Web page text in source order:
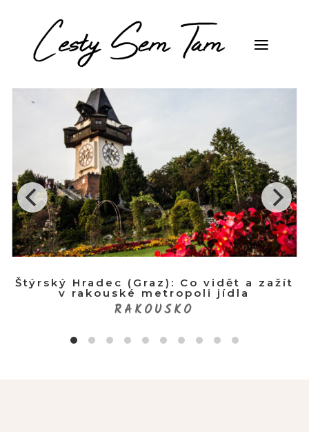
Štýrský Hradec (Graz): Co vidět a zažít
v rakouské metropoli jídla
RAKOUSKO